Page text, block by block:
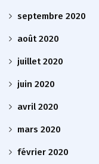
septembre 2020
août 2020
juillet 2020
juin 2020
avril 2020
mars 2020
février 2020